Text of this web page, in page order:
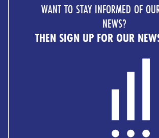
WANT TO STAY INFORMED OF
NEWS?
THEN SIGN UP FOR OUR